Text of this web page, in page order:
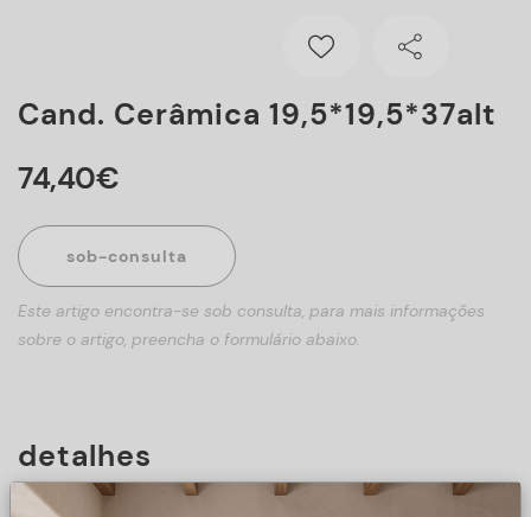
Cand. Cerâmica 19,5*19,5*37alt
74,40€
sob-consulta
Este artigo encontra-se sob consulta, para mais informações
sobre o artigo, preencha o formulário abaixo.
detalhes